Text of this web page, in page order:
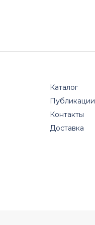
Каталог
Публикации
Контакты
Доставка